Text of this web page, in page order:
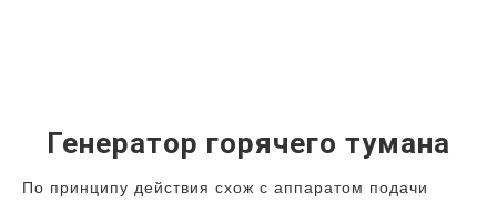
Генератор горячего тумана
По принципу действия схож с аппаратом подачи